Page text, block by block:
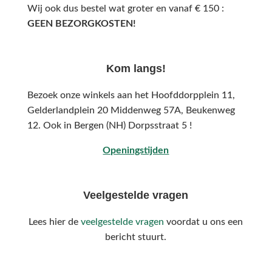
Wij ook dus bestel wat groter en vanaf € 150 :
GEEN BEZORGKOSTEN!
Kom langs!
Bezoek onze winkels aan het Hoofddorpplein 11,
Gelderlandplein 20 Middenweg 57A, Beukenweg
12. Ook in Bergen (NH) Dorpsstraat 5 !
Openingstijden
Veelgestelde vragen
Lees hier deveelgestelde vragen voordat u ons een
bericht stuurt.